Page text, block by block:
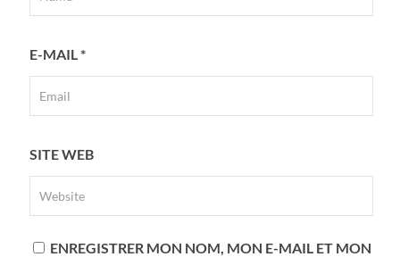
E-MAIL*
SITE WEB
ENREGISTRER MON NOM, MON E-MAIL ET MON